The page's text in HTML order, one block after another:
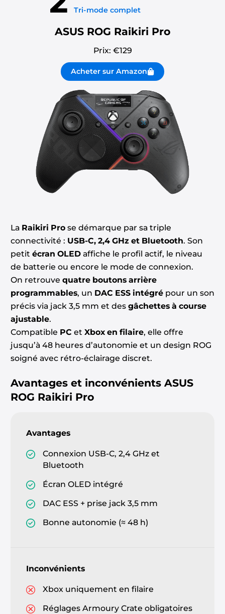
Tri-mode complet
ASUS ROG Raikiri Pro
Prix: €129
Acheter sur Amazon
La Raikiri Prose démarque par sa triple
connectivité : USB-C, 2,4 GHz et Bluetooth. Son
petit écran OLEDaffiche le profil actif, le niveau
de batterie ou encore le mode de connexion.
On retrouve quatre boutons arrière
programmables, un DAC ESS intégrépour un son
précis via jack 3,5 mm et des gâchettes à course
ajustable.
Compatible PC et Xbox en filaire, elle offre
jusqu’à 48 heures d’autonomie et un design ROG
soigné avec rétro-éclairage discret.
Avantages et inconvénients ASUS
ROG Raikiri Pro
Avantages
Connexion USB-C, 2,4 GHz et
Bluetooth
Écran OLED intégré
DAC ESS + prise jack 3,5 mm
Bonne autonomie (≈ 48 h)
Inconvénients
Xbox uniquement en filaire
Réglages Armoury Crate obligatoires